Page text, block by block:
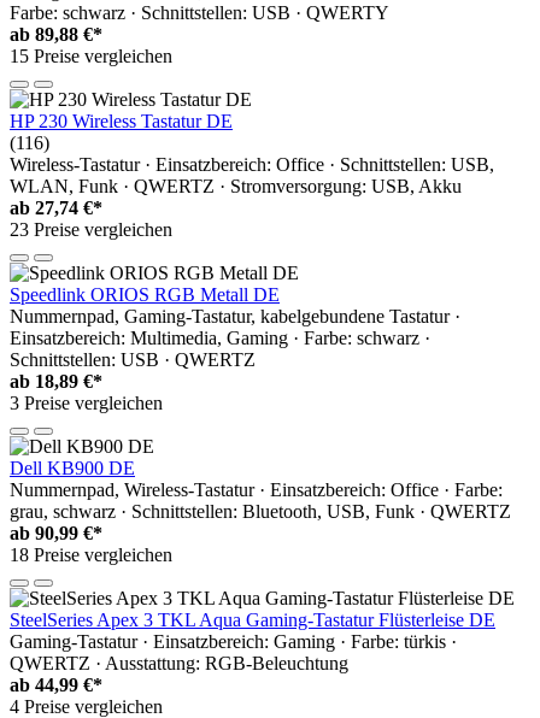
Farbe: schwarz · Schnittstellen: USB · QWERTY
ab 89,88 €*
15 Preise vergleichen
HP 230 Wireless Tastatur DE
(116)
Wireless-Tastatur · Einsatzbereich: Office · Schnittstellen: USB,
WLAN, Funk · QWERTZ · Stromversorgung: USB, Akku
ab 27,74 €*
23 Preise vergleichen
Speedlink ORIOS RGB Metall DE
Nummernpad, Gaming-Tastatur, kabelgebundene Tastatur ·
Einsatzbereich: Multimedia, Gaming · Farbe: schwarz ·
Schnittstellen: USB · QWERTZ
ab 18,89 €*
3 Preise vergleichen
Dell KB900 DE
Nummernpad, Wireless-Tastatur · Einsatzbereich: Office · Farbe:
grau, schwarz · Schnittstellen: Bluetooth, USB, Funk · QWERTZ
ab 90,99 €*
18 Preise vergleichen
SteelSeries Apex 3 TKL Aqua Gaming-Tastatur Flüsterleise DE
Gaming-Tastatur · Einsatzbereich: Gaming · Farbe: türkis ·
QWERTZ · Ausstattung: RGB-Beleuchtung
ab 44,99 €*
4 Preise vergleichen